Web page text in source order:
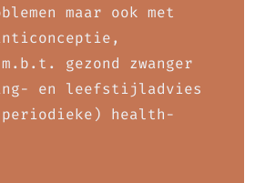
maar ook met
gezond zwanger
en leefstijladvies
health-